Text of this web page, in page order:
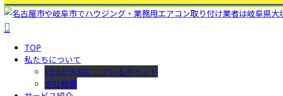
TOP
私たちについて
LIFEが大切にしているポイント
会社概要